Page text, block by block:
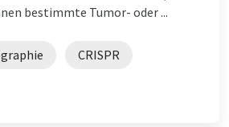
bestimmte Tumor- oder ...
CRISPR